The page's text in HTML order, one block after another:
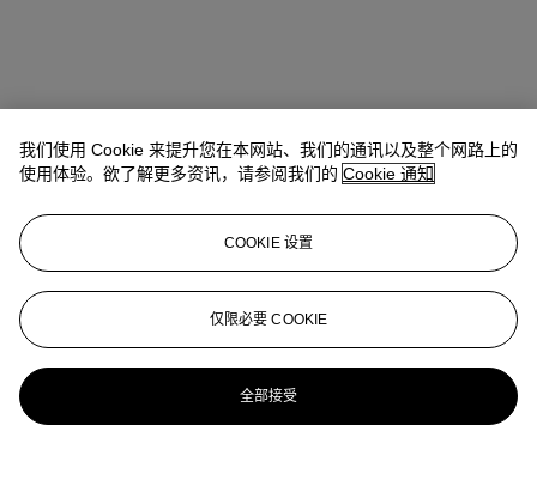
我们使用 Cookie 来提升您在本网站、我们的通讯以及整个网路上的
使用体验。欲了解更多资讯，请参阅我们的 Cookie 通知
COOKIE 设置
仅限必要 COOKIE
全部接受